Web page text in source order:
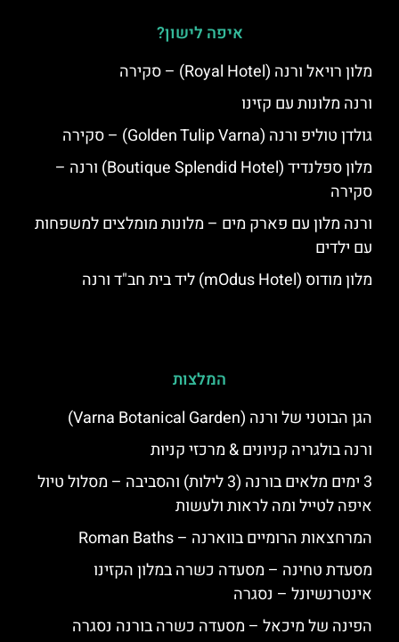
איפה לישון?
מלון רויאל ורנה (Royal Hotel) – סקירה
ורנה מלונות עם קזינו
גולדן טוליפ ורנה (Golden Tulip Varna) – סקירה
מלון ספלנדיד (Boutique Splendid Hotel) ורנה –
סקירה
ורנה מלון עם פארק מים – מלונות מומלצים למשפחות
עם ילדים
מלון מודוס (mOdus Hotel) ליד בית חב"ד ורנה
המלצות
הגן הבוטני של ורנה (Varna Botanical Garden)
ורנה בולגריה קניונים & מרכזי קניות
3 ימים מלאים בורנה (3 לילות) והסביבה – מסלול טיול
איפה לטייל ומה לראות ולעשות
המרחצאות הרומיים בווארנה – Roman Baths
מסעדת טחינה – מסעדה כשרה במלון הקזינו
אינטרנשיונל – נסגרה
הפינה של מיכאל – מסעדה כשרה בורנה נסגרה